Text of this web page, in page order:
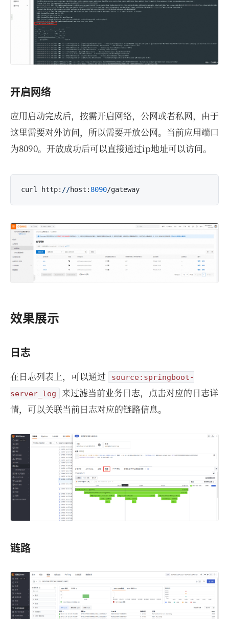
开启网络
应用启动完成后，按需开启网络，公网或者私网，由于
这里需要对外访问，所以需要开放公网。当前应用端口
为8090。开放成功后可以直接通过ip地址可以访问。
curl http: //host: 8090
效果展示
日志
在日志列表上，可以通过
source:springboot-
server_log
⁠ 来过滤当前业务日志，点击对应的日志详
情，可以关联当前日志对应的链路信息。
链路